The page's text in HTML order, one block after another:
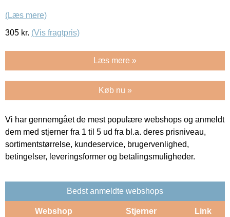
(Læs mere)
305 kr. (Vis fragtpris)
Læs mere »
Køb nu »
Vi har gennemgået de mest populære webshops og anmeldt
dem med stjerner fra 1 til 5 ud fra bl.a. deres prisniveau,
sortimentstørrelse, kundeservice, brugervenlighed,
betingelser, leveringsformer og betalingsmuligheder.
Bedst anmeldte webshops
Webshop Stjerner Link